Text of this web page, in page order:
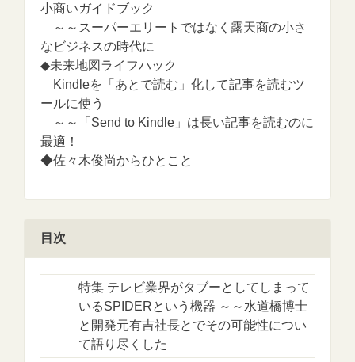
小商いガイドブック
～～スーパーエリートではなく露天商の小さ
なビジネスの時代に
◆未来地図ライフハック
Kindleを「あとで読む」化して記事を読むツ
ールに使う
～～「Send to Kindle」は長い記事を読むのに
最適！
◆佐々木俊尚からひとこと
目次
特集 テレビ業界がタブーとしてしまって
いるSPIDERという機器 ～～水道橋博士
と開発元有吉社長とでその可能性につい
て語り尽くした